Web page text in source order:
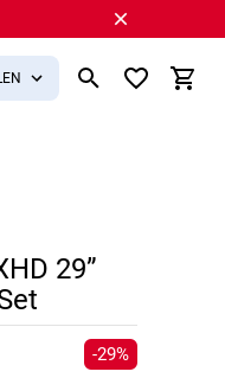
29”
-29%